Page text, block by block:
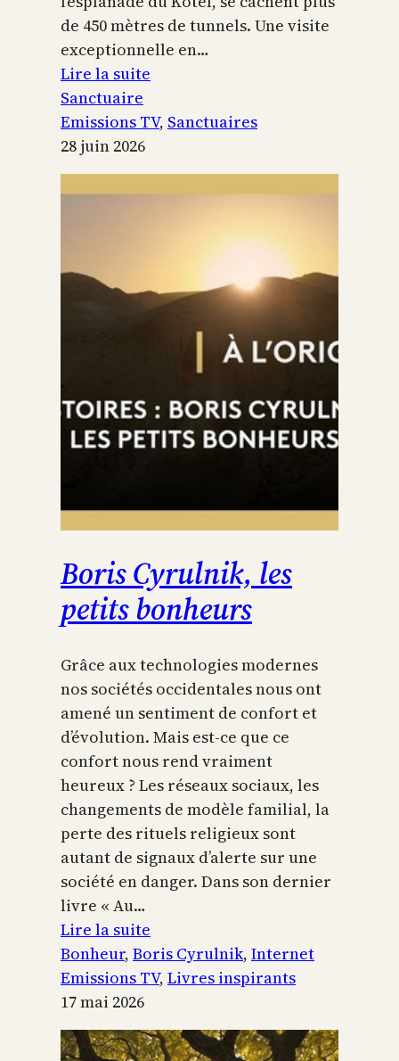
de 450 mètres de tunnels. Une visite
exceptionnelle en…
Lire la suite
Temple
Jérusalem
Sanctuaire
Emissions TV, Sanctuaires
28 juin 2026
Boris Cyrulnik, les
petits bonheurs
Grâce aux technologies modernes
nos sociétés occidentales nous ont
amené un sentiment de confort et
d’évolution. Mais est-ce que ce
confort nous rend vraiment
heureux ? Les réseaux sociaux, les
changements de modèle familial, la
perte des rituels religieux sont
autant de signaux d’alerte sur une
société en danger. Dans son dernier
livre « Au…
Lire la suite
Boris
Cyrulnik,
petits
bonheurs
Bonheur, Boris Cyrulnik, Internet
Emissions TV, Livres inspirants
17 mai 2026